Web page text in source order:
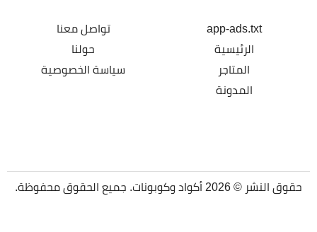
app-ads.txt
الرئيسية
المتاجر
المدونة
تواصل معنا
حولنا
سياسة الخصوصية
حقوق النشر © 2026 أكواد وكوبونات. جميع الحقوق محفوظة.